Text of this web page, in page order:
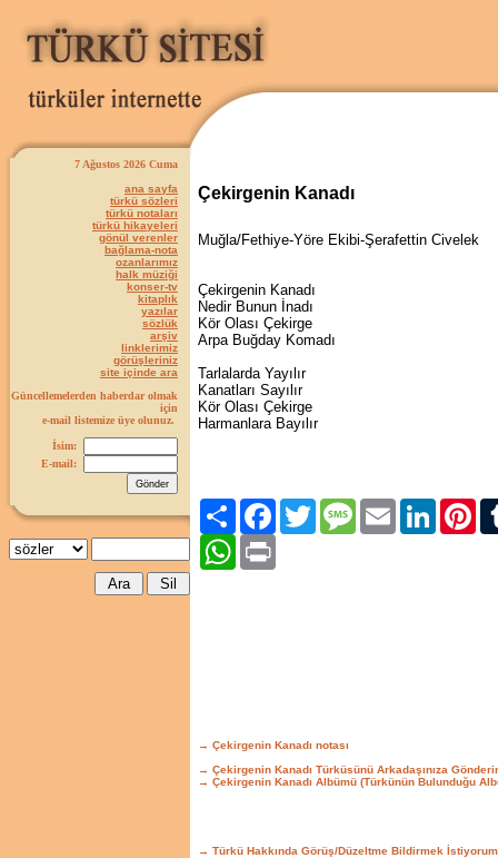
7 Ağustos 2026 Cuma
ana sayfa
türkü sözleri
türkü notaları
türkü hikayeleri
gönül verenler
bağlama-nota
ozanlarımız
halk müziği
konser-tv
kitaplık
yazılar
sözlük
arşiv
linklerimiz
görüşleriniz
site içinde ara
Güncellemelerden haberdar olmak
için
e-mail listemize üye olunuz.
İsim:
E-mail:
Çekirgenin Kanadı
Muğla/Fethiye-Yöre Ekibi-Şerafettin Civelek
Çekirgenin Kanadı
Nedir Bunun İnadı
Kör Olası Çekirge
Arpa Buğday Komadı
Tarlalarda Yayılır
Kanatları Sayılır
Kör Olası Çekirge
Harmanlara Bayılır
Paylaş FacebookTwitter Message Email LinkedIn
WhatsApp
→ Çekirgenin Kanadı notası
→ Çekirgenin Kanadı Türküsünü Arkadaşınıza
→ Çekirgenin Kanadı Albümü (Türkünün Bulunduğu
→ Türkü Hakkında Görüş/Düzeltme Bildirmek İstiyorum